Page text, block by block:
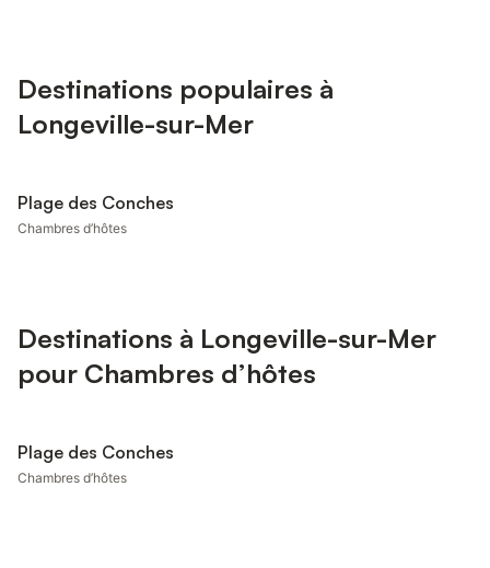
Destinations populaires à
Longeville-sur-Mer
Plage des Conches
Chambres d’hôtes
Destinations à Longeville-sur-Mer
pour Chambres d’hôtes
Plage des Conches
Chambres d’hôtes